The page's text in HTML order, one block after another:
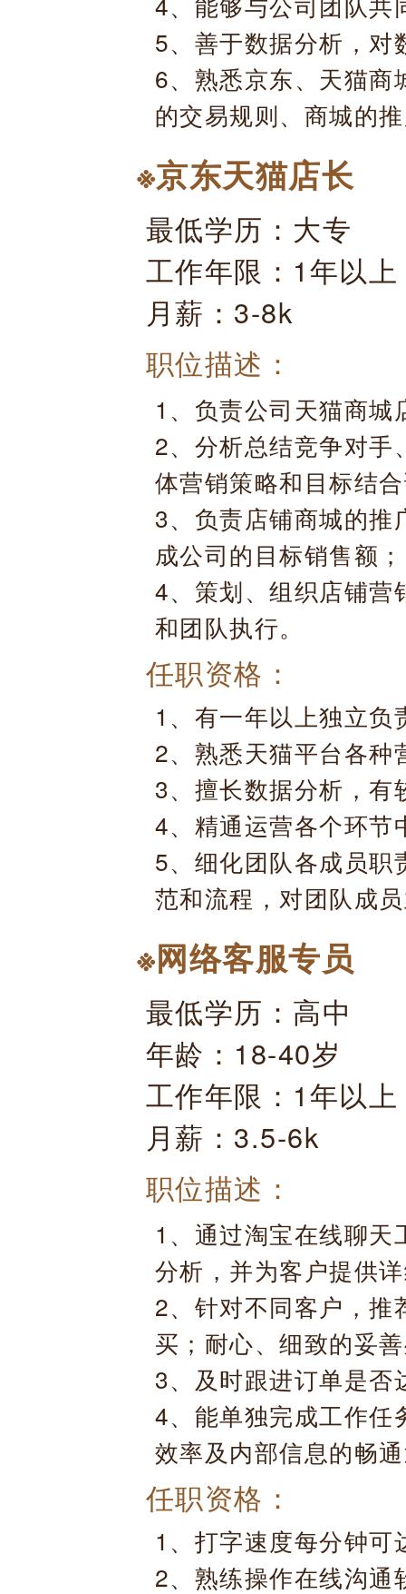
5、善于数据分析，对
6、熟悉京东、天猫商
的交易规则、商城的
※京东天猫店长
最低学历：大专
工作年限：1年以上
月薪：3-8k
职位描述：
1、负责公司天猫商城
2、分析总结竞争对手
体营销策略和目标结
3、负责店铺商城的推
成公司的目标销售额；
4、策划、组织店铺营
和团队执行。
任职资格：
1、有一年以上独立
2、熟悉天猫平台各种
3、擅长数据分析，有
4、精通运营各个环节
5、细化团队各成员职
范和流程，对团队成
※网络客服专员
最低学历：高中
年龄：18-40岁
工作年限：1年以上
月薪：3.5-6k
职位描述：
1、通过淘宝在线聊
分析，并为客户提供
2、针对不同客户，推
买；耐心、细致的妥
3、及时跟进订单是否
4、能单独完成工作任
效率及内部信息的畅
任职资格：
1、打字速度每分钟可
2、熟练操作在线沟